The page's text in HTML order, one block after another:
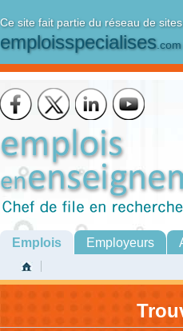
Ce site fait partie du réseau de
emploisspecialises.com
Emplois Employeurs